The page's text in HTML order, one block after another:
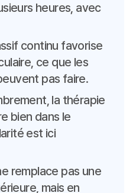
heures, avec
continu favorise
ce que les
pas faire.
la thérapie
bien dans le
est ici
remplace pas une
mais en